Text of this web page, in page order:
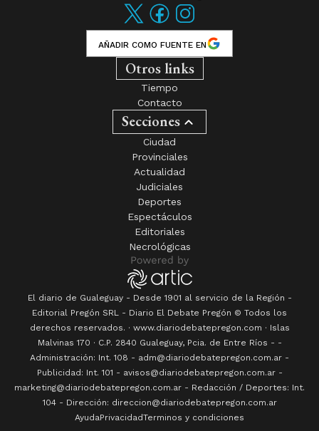
AÑADIR COMO FUENTE EN
Otros links
Tiempo
Contacto
Secciones
Ciudad
Provinciales
Actualidad
Judiciales
Deportes
Espectáculos
Editoriales
Necrológicas
El diario de Gualeguay - Desde 1901 al servicio de la Región -
Editorial Pregón SRL
- Diario El Debate Pregón © Todos los
derechos reservados. · www.diariodebatepregon.com · Islas
Malvinas 170 · C.P. 2840 Gualeguay, Pcia. de Entre Ríos - -
Administración: Int. 108 - adm@diariodebatepregon.com.ar -
Publicidad: Int. 101 - avisos@diariodebatepregon.com.ar -
marketing@diariodebatepregon.com.ar - Redacción / Deportes: Int.
104 - Dirección: direccion@diariodebatepregon.com.ar
AyudaPrivacidadTerminos y condiciones